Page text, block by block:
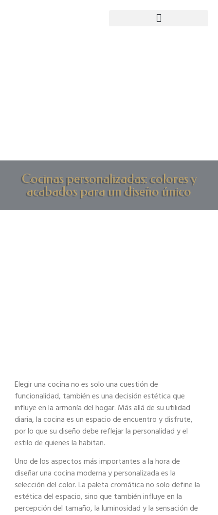
Cocinas personalizadas: colores y
acabados para un diseño único
Elegir una cocina no es solo una cuestión de
funcionalidad, también es una decisión estética que
influye en la armonía del hogar. Más allá de su utilidad
diaria, la cocina es un espacio de encuentro y disfrute,
por lo que su diseño debe reflejar la personalidad yel
estilo de quienes la habitan.
Uno de los aspectos más importantes a la hora de
diseñar una cocina moderna ypersonalizada es la
selección del color. La paleta cromática no solo define la
estética del espacio, sino que también influye en la
percepción del tamaño, la luminosidad y la sensación de